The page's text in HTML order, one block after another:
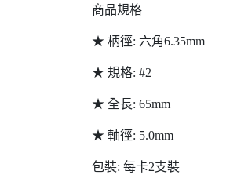
商品規格
★ 柄徑: 六角6.35mm
★ 規格: #2
★ 全長: 65mm
★ 軸徑: 5.0mm
包裝: 每卡2支裝